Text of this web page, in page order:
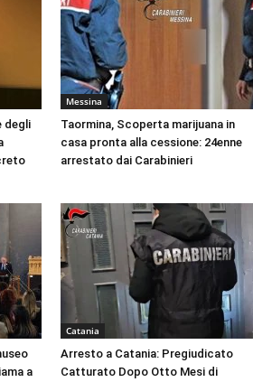
degli
Messina
Taormina, Scoperta marijuana in
casa pronta alla cessione: 24enne
arrestato dai Carabinieri
a
Catania
Arresto a Catania: Pregiudicato
Catturato Dopo Otto Mesi di